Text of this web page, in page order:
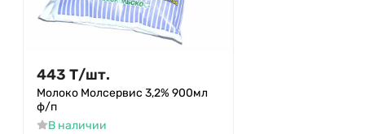
443 Т/шт.
Молоко Молсервис 3,2% 900мл
ф/п
В наличии